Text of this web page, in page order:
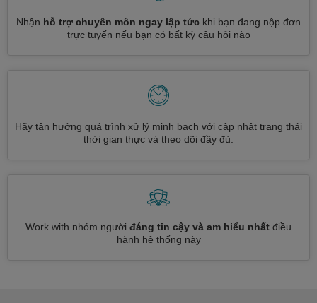
Nhận hỗ trợ chuyên môn ngay lập tức khi bạn đang nộp đơn
trực tuyến nếu bạn có bất kỳ câu hỏi nào
Hãy tận hưởng quá trình xử lý minh bạch với cập nhật trạng thái
thời gian thực và theo dõi đầy đủ.
Work with nhóm người đáng tin cậy và am hiểu nhất điều
hành hệ thống này